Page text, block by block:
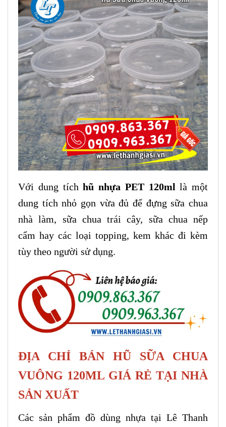
Với dung tíchhũ nhựa PET 120ml là một
dung tích nhỏ gọn vừa đủ để đựng sữa chua
nhà làm, sữa chua trái cây, sữa chua nếp
cẩm hay các loại topping, kem khác đi kèm
tùy theo người sử dụng.
ĐỊA CHỈ BÁN HŨ SỮA CHUA
VUÔNG 120ML GIÁ RẺ TẠI NHÀ
SẢN XUẤT
Các sản phẩm đồ dùng nhựa tại Lê Thanh